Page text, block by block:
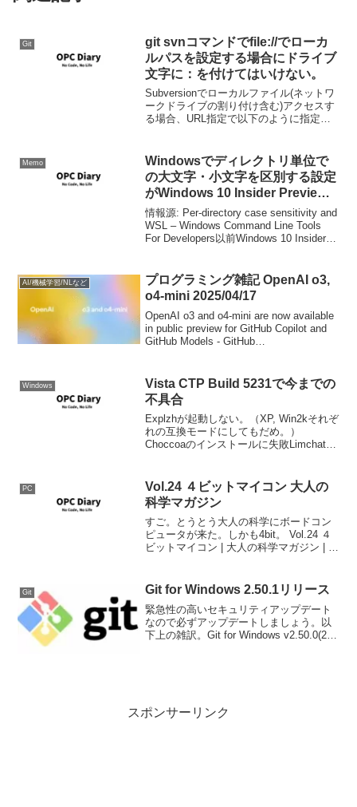
Git
git svnコマンドでfile://でローカ
ルパスを設定する場合にドライブ
文字に：を付けてはいけない。
Subversionでローカルファイル(ネットワ
ークドライブの割り付け含む)アクセスす
る場合、URL指定で以下のように指定し
Memo
Windowsでディレクトリ単位で
の大文字・小文字を区別する設定
がWindows 10 Insider Preview
に追加されています
情報源: Per-directory case sensitivity and
WSL – Windows Command Line Tools
For Developers以前Windows 10 Insider
AI/機械学習/NLなど
プログラミング雑記 OpenAI o3,
o4-mini 2025/04/17
OpenAI o3 and o4-mini are now available
in public preview for GitHub Copilot and
GitHub Models - GitHub
Windows
Vista CTP Build 5231で今までの
不具合
Explzhが起動しない。（XP, Win2kそれぞ
れの互換モードにしてもだめ。）
Choccoaのインストールに失敗Limchatの
PC
Vol.24 ４ビットマイコン 大人の
科学マガジン
すご。とうとう大人の科学にボードコン
ピュータが来た。しかも4bit。 Vol.24 ４
ビットマイコン | 大人の科学マガジン | 大
タイマー、計算機、自動演...
Git Git for Windows 2.50.1リリース
緊急性の高いセキュリティアップデート
なので必ずアップデートしましょう。以
下上の雑訳。Git for Windows v2.50.0(2)
スポンサーリンク